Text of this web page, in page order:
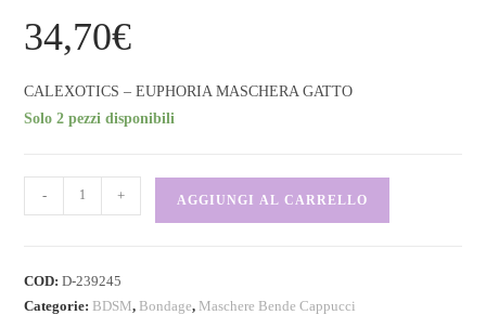
34,70€
CALEXOTICS – EUPHORIA MASCHERA GATTO
Solo 2 pezzi disponibili
- + AGGIUNGI AL CARRELLO
COD:D-239245
Categorie: BDSM, Bondage, Maschere Bende Cappucci